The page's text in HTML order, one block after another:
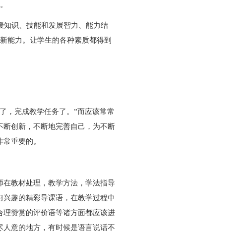
知识、技能和发展智力、能力结
能力。让学生的各种素质都得到
，完成教学任务了。”而应该常常
创新，不断地完善自己，为不断
重要的。
教材处理，教学方法，学法指导
趣的精彩导课语，在教学过程中
赞赏的评价语等诸方面都应该进
意的地方，有时候是语言说话不